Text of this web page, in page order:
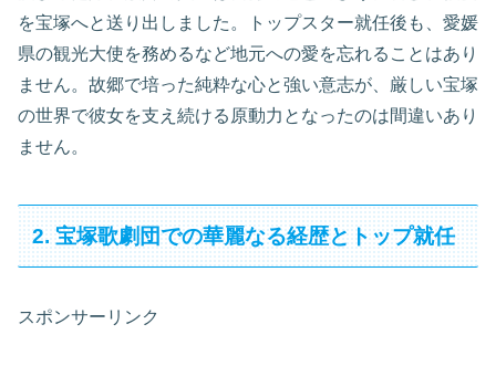
を宝塚へと送り出しました。トップスター就任後も、愛媛
県の観光大使を務めるなど地元への愛を忘れることはあり
ません。故郷で培った純粋な心と強い意志が、厳しい宝塚
の世界で彼女を支え続ける原動力となったのは間違いあり
ません。
2. 宝塚歌劇団での華麗なる経歴とトップ就任
スポンサーリンク